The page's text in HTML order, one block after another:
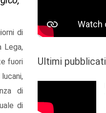
di
Lega,
fuori
di
di
Ultimi pubblicati